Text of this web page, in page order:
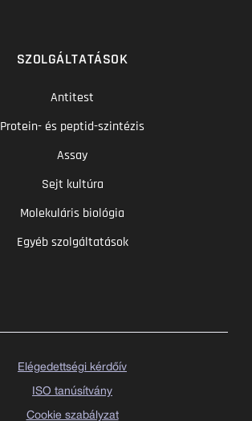
SZOLGÁLTATÁSOK
Antitest
Protein- és peptid-szintézis
Assay
Sejt kultúra
Molekuláris biológia
Egyéb szolgáltatások
Elégedettségi kérdőív
ISO tanúsítvány
Cookie szabályzat